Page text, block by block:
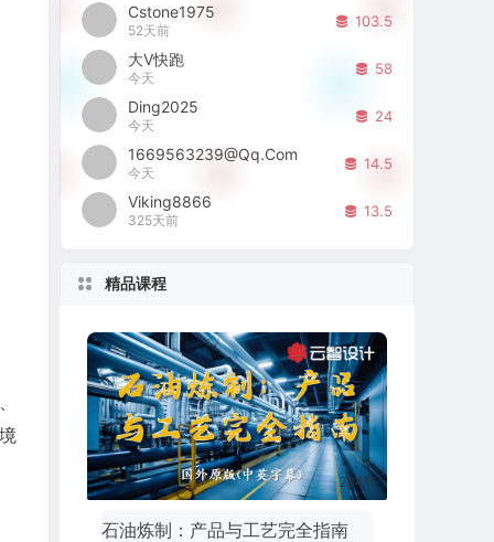
Cstone1975
52天前
103.5
大V快跑
今天
58
Ding2025
今天
24
1669563239@qq.com
今天
14.5
Viking8866
325天前
13.5
精品课程
204节
石油炼制：产品与工艺完全指南